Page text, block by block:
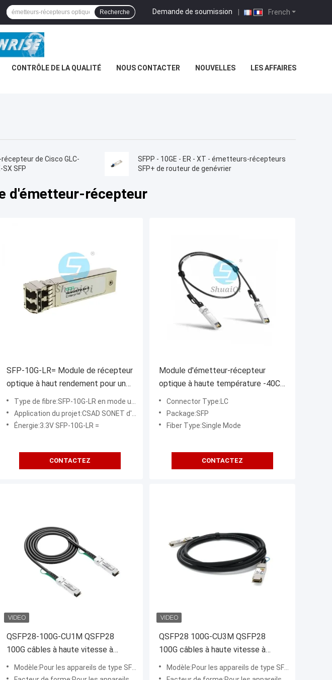
French
Demande de soumission |
Recherche
CONTRÔLE DE LA QUALITÉ NOUS CONTACTER NOUVELLES LES AFFAIRES
de Cisco GLC-
SFP
SFPP - 10GE - ER - XT - émetteurs-récepteurs
SFP+ de routeur de genévrier
d'émetteur-récepteur
SFP-10G-LR= Module de récepteur
optique à haut rendement pour une
distance de transmission de 20 km
Type de fibre:SFP-10G-LR en mode unique
Application du projet:CSAD SONET d'Ethernet La Manche de fibre
Énergie:3.3V SFP-10G-LR =
CONTACTEZ
Module d'émetteur-récepteur
optique à haute température -40C-
85C pour débit de données 100G
Connector Type:LC
Package:SFP
Fiber Type:Single Mode
CONTACTEZ
QSFP28-100G-CU1M QSFP28
100G câbles à haute vitesse à
raccordement direct 1m (QSFP28)
CC8P0 254B ((S)
Modèle:Pour les appareils de type SFP28-100G
QSFP28 100G-CU3M QSFP28
100G câbles à haute vitesse à
raccordement direct 3m (QSFP28)
CC8P0 254B(S) QSFP28
Modèle:Pour les appareils de type SFP28-100G